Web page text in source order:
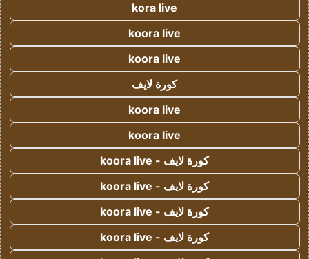
kora live
koora live
koora live
كورة لايف
koora live
koora live
كورة لايف - koora live
كورة لايف - koora live
كورة لايف - koora live
كورة لايف - koora live